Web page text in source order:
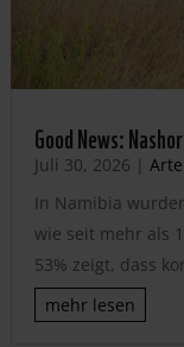
Good News:
Juli 30, 2026 |
In Namibia
wie seit mehr als
53% zeigt, dass
mehr lesen